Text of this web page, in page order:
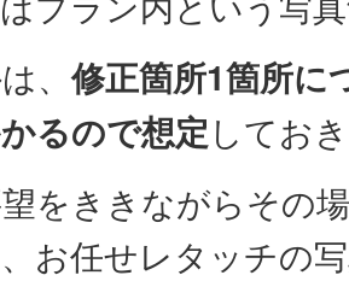
、修正箇所1箇所に
るので想定してお
をききながらその
お任せレタッチの